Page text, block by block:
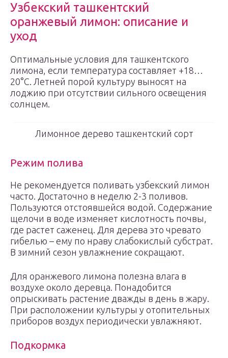
Узбекский ташкентский
оранжевый лимон: описание и
уход
Оптимальные условия для ташкентского
лимона, если температура составляет +18…
20°С. Летней порой культуру выносят на
лоджию при отсутствии сильного освещения
солнцем.
Лимонное дерево ташкентский сорт
Режим полива
Не рекомендуется поливать узбекский лимон
часто. Достаточно в неделю 2-3 поливов.
Пользуются отстоявшейся водой. Содержание
щелочи в воде изменяет кислотность почвы,
где растет саженец. Для дерева это чревато
гибелью – ему по нраву слабокислый субстрат.
В зимний сезон увлажнение сокращают.
Для оранжевого лимона полезна влага в
воздухе около деревца. Понадобится
опрыскивать растение дважды в день в жару.
При расположении культуры у отопительных
приборов воздух периодически увлажняют.
Подкормка